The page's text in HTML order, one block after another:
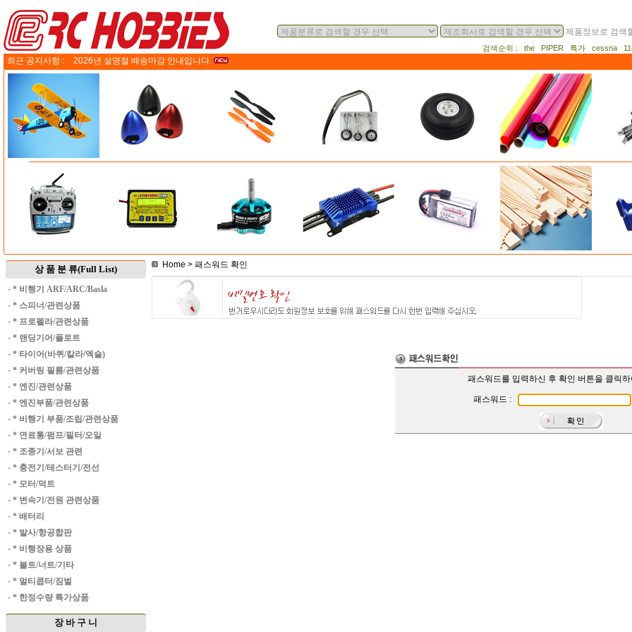
제품정보로 검색
검색순위 : the PIPER 특가 cessna
최근 공지사항 : 2026년 설명절 배송마감 안내입니다.
상 품 분 류(Full List)
· * 비행기 ARF/ARC/Basla
· * 스피너/관련상품
· * 프로펠라/관련상품
· * 랜딩기어/플로트
· * 타이어(바퀴/칼라/엑슬)
· * 커버링 필름/관련상품
· * 엔진/관련상품
· * 엔진부품/관련상품
· * 비행기 부품/조립/관련상품
· * 연료통/펌프/필터/오일
· * 조종기/서보 관련
· * 충전기/테스터기/전선
· * 모터/덕트
· * 변속기/전원 관련상품
· * 배터리
· * 발사/항공합판
· * 비행장용 상품
· * 볼트/너트/기타
· * 멀티콥터/짐벌
· * 한정수량 특가상품
장 바 구 니
Home > 패스워드 확인
패스워드를 입력하신 후 확인 버튼을 클릭
패스워드 :